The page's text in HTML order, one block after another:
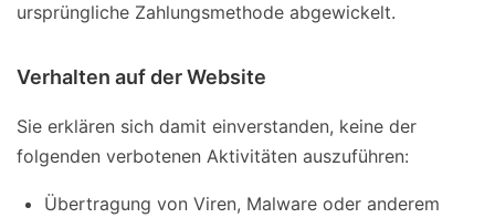
ursprüngliche Zahlungsmethode abgewickelt.
Verhalten auf der Website
Sie erklären sich damit einverstanden, keine der
folgenden verbotenen Aktivitäten auszuführen:
Übertragung von Viren, Malware oder anderem